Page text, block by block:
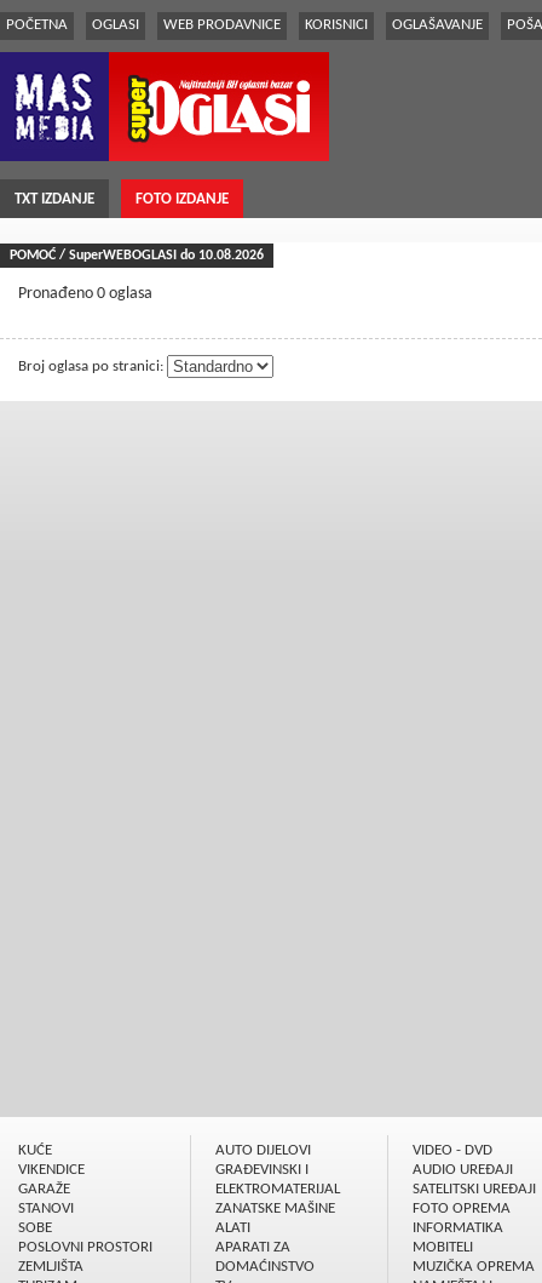
POČETNA OGLASI WEB PRODAVNICE KORISNICI OGLAŠAVANJE
TXT IZDANJE FOTO IZDANJE
POMOĆ / SuperWEBOGLASI do 10.08.2026
Pronađeno 0 oglasa
Broj oglasa po stranici:
KUĆE
VIKENDICE
GARAŽE
STANOVI
SOBE
POSLOVNI PROSTORI
ZEMLJIŠTA
AUTO DIJELOVI
GRAÐEVINSKI I
ELEKTROMATERIJAL
ZANATSKE MAŠINE
ALATI
APARATI ZA
DOMAĆINSTVO
VIDEO - DVD
AUDIO UREÐAJI
SATELITSKI UREÐAJI
FOTO OPREMA
INFORMATIKA
MOBITELI
MUZIČKA OPREMA